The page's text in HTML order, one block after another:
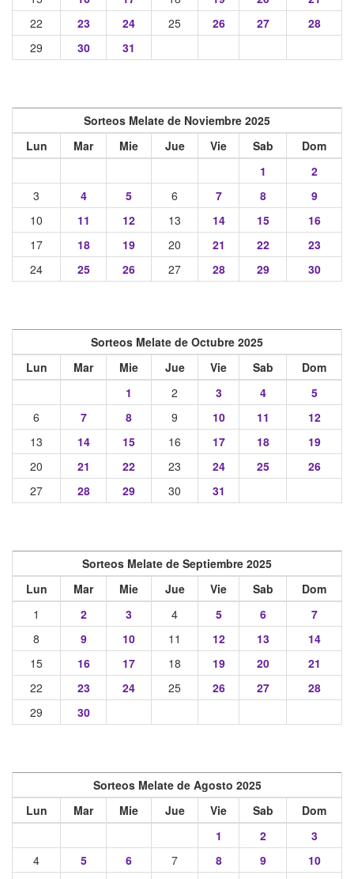
22
23 24 25 26 27
28
29
30 31
Sorteos Melate de Noviembre 2025
Lun
Mar Mie Jue Vie Sab
Dom
1
2
3
4 5 6 7 8
9
10
11 12 13 14 15
16
17
18 19 20 21 22
23
24
25 26 27 28 29 30
Sorteos Melate de Octubre 2025
Lun
Mar Mie Jue Vie Sab
Dom
1
2 3 4
5
6
7 8 9 10 11
12
13
14 15 16 17 18
19
20
21 22 23 24 25
26
27
28 29 30 31
Sorteos Melate de Septiembre 2025
Lun
Mar Mie Jue Vie Sab
Dom
1
2 3 4 5 6
7
8
9 10 11 12 13
14
15
16 17 18 19 20
21
22
23 24 25 26 27
28
29
30
Sorteos Melate de Agosto 2025
Lun
Mar Mie Jue Vie Sab
Dom
1
2
3
4
5 6 7 8 9
10